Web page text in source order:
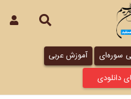
سوره‌ای
آموزش عربی
دانلودی